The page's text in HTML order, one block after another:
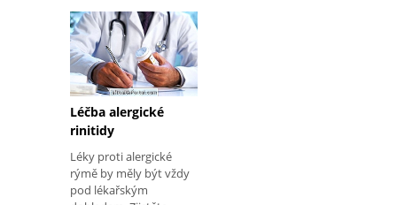
Léčba alergické
rinitidy
Léky proti alergické
rýmě by měly být vždy
pod lékařským